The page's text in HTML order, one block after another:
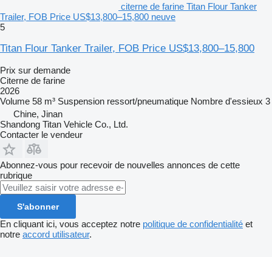
citerne de farine Titan Flour Tanker
Trailer, FOB Price US$13,800–15,800 neuve
5
Titan Flour Tanker Trailer, FOB Price US$13,800–15,800
Prix sur demande
Citerne de farine
2026
Volume 58 m³ Suspension ressort/pneumatique Nombre d'essieux 3
Chine, Jinan
Shandong Titan Vehicle Co., Ltd.
Contacter le vendeur
Abonnez-vous pour recevoir de nouvelles annonces de cette
rubrique
S'abonner
En cliquant ici, vous acceptez notre politique de confidentialité et
notre accord utilisateur.